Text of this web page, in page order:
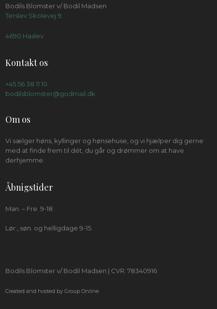
Bodils Blomster v/ Bodil Madsen
Terslev Skolevej 9
4690 Haslev
Kontakt os
+45 56 38 11 10
bodilsblomster@godmail.dk
Om os
Vi sælger høns, kyllinger og hønsehuse, og vi hjælper dig gerne
med at finde frem til dét, du går og drømmer om at have
derhjemme.
Åbnigstider
Man. – Fre. 9-18​
Lør., søn. og helligdage 9-15.
​Bodils Blomster v/ Bodil Madsen | CVR: 78340916
Created and hosted by Group Online